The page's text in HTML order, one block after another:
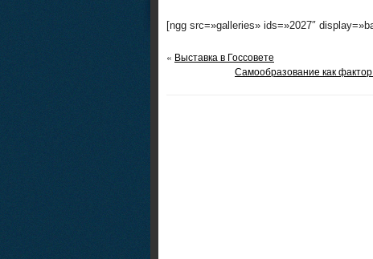
[ngg src=»galleries» ids=»2027″
« Выставка в Госсовете
Самообразование как